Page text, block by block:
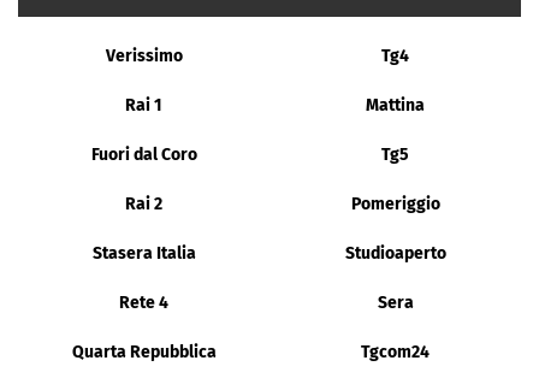
Verissimo Tg4
Rai 1 Mattina
Fuori dal Coro Tg5
Rai 2 Pomeriggio
Stasera Italia Studioaperto
Rete 4 Sera
Quarta Repubblica Tgcom24